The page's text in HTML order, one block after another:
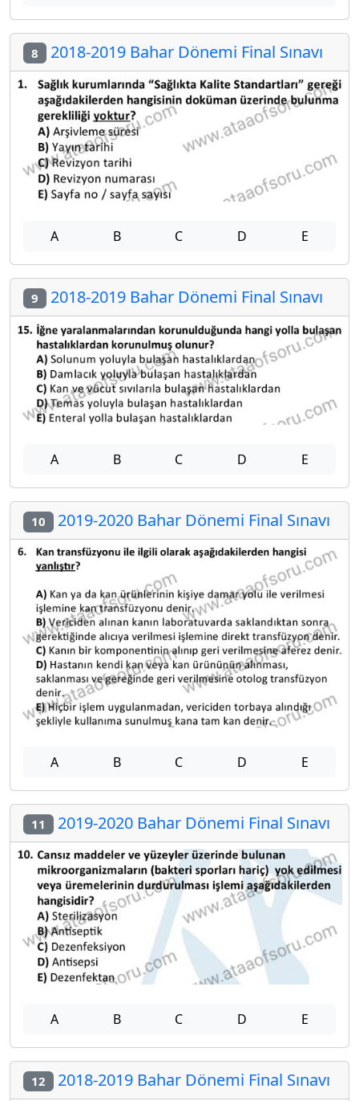
8 2018-2019 Bahar Dönemi Final Sınavı
A B C D E
9 2018-2019 Bahar Dönemi Final Sınavı
A B C D E
10 2019-2020 Bahar Dönemi Final Sınavı
A B C D E
11 2019-2020 Bahar Dönemi Final Sınavı
A B C D E
12 2018-2019 Bahar Dönemi Final Sınavı